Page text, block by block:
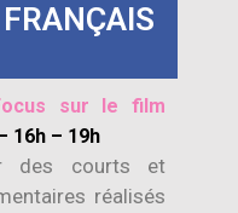
sur le film
16h – 19h
des courts et
réalisés